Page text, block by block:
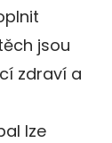
jsou
zdraví a
lze